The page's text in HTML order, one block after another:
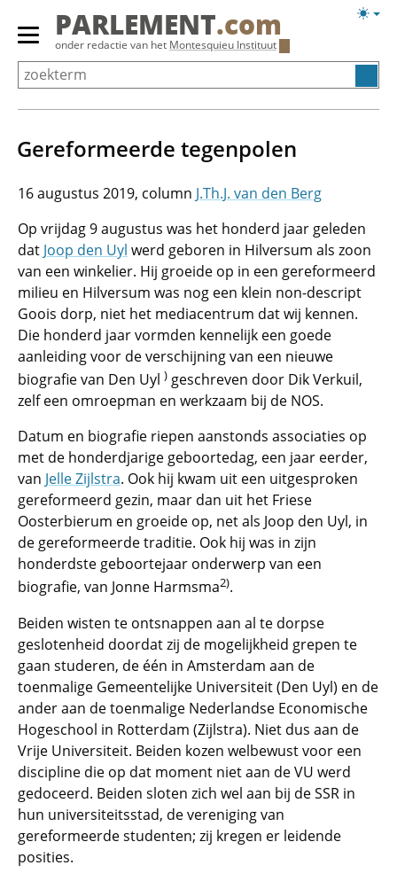
Overslaan
Primair
menu
tonen/verbergen
PARLEMENT.com
onder redactie van het Montesquieu Instituut
Gereformeerde tegenpolen
16 augustus 2019
J.Th.J. van den Berg
Op vrijdag 9 augustus was het honderd jaar geleden
dat Joop den Uyl werd geboren in Hilversum als zoon
van een winkelier. Hij groeide op in een gereformeerd
milieu en Hilversum was nog een klein non-descript
Goois dorp, niet het mediacentrum dat wij kennen.
Die honderd jaar vormden kennelijk een goede
aanleiding voor de verschijning van een nieuwe
biografie van Den Uyl ) geschreven door Dik Verkuil,
zelf een omroepman en werkzaam bij de NOS.
Datum en biografie riepen aanstonds associaties op
met de honderdjarige geboortedag, een jaar eerder,
van Jelle Zijlstra. Ook hij kwam uit een uitgesproken
gereformeerd gezin, maar dan uit het Friese
Oosterbierum en groeide op, net als Joop den Uyl, in
de gereformeerde traditie. Ook hij was in zijn
honderdste geboortejaar onderwerp van een
biografie, van Jonne Harmsma2).
Beiden wisten te ontsnappen aan al te dorpse
geslotenheid doordat zij de mogelijkheid grepen te
gaan studeren, de één in Amsterdam aan de
toenmalige Gemeentelijke Universiteit (Den Uyl) en de
ander aan de toenmalige Nederlandse Economische
Hogeschool in Rotterdam (Zijlstra). Niet dus aan de
Vrije Universiteit. Beiden kozen welbewust voor een
discipline die op dat moment niet aan de VU werd
gedoceerd. Beiden sloten zich wel aan bij de SSR in
hun universiteitsstad, de vereniging van
gereformeerde studenten; zij kregen er leidende
posities.